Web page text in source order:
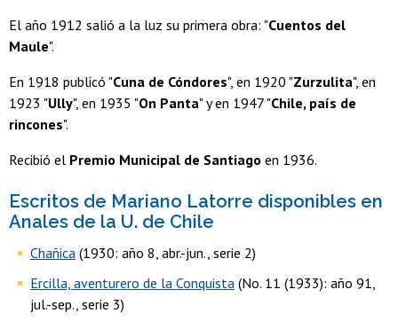
El año 1912 salió a la luz su primera obra: "Cuentos del
Maule".
En 1918 publicó "Cuna de Cóndores", en 1920 "Zurzulita", en
1923 "Ully", en 1935 "On Panta" y en 1947 "Chile, país de
rincones".
Recibió el Premio Municipal de Santiago en 1936.
Escritos de Mariano Latorre disponibles en
Anales de la U. de Chile
Chañica (1930: año 8, abr.-jun., serie 2)
Ercilla, aventurero de la Conquista (No. 11 (1933): año 91,
jul.-sep., serie 3)